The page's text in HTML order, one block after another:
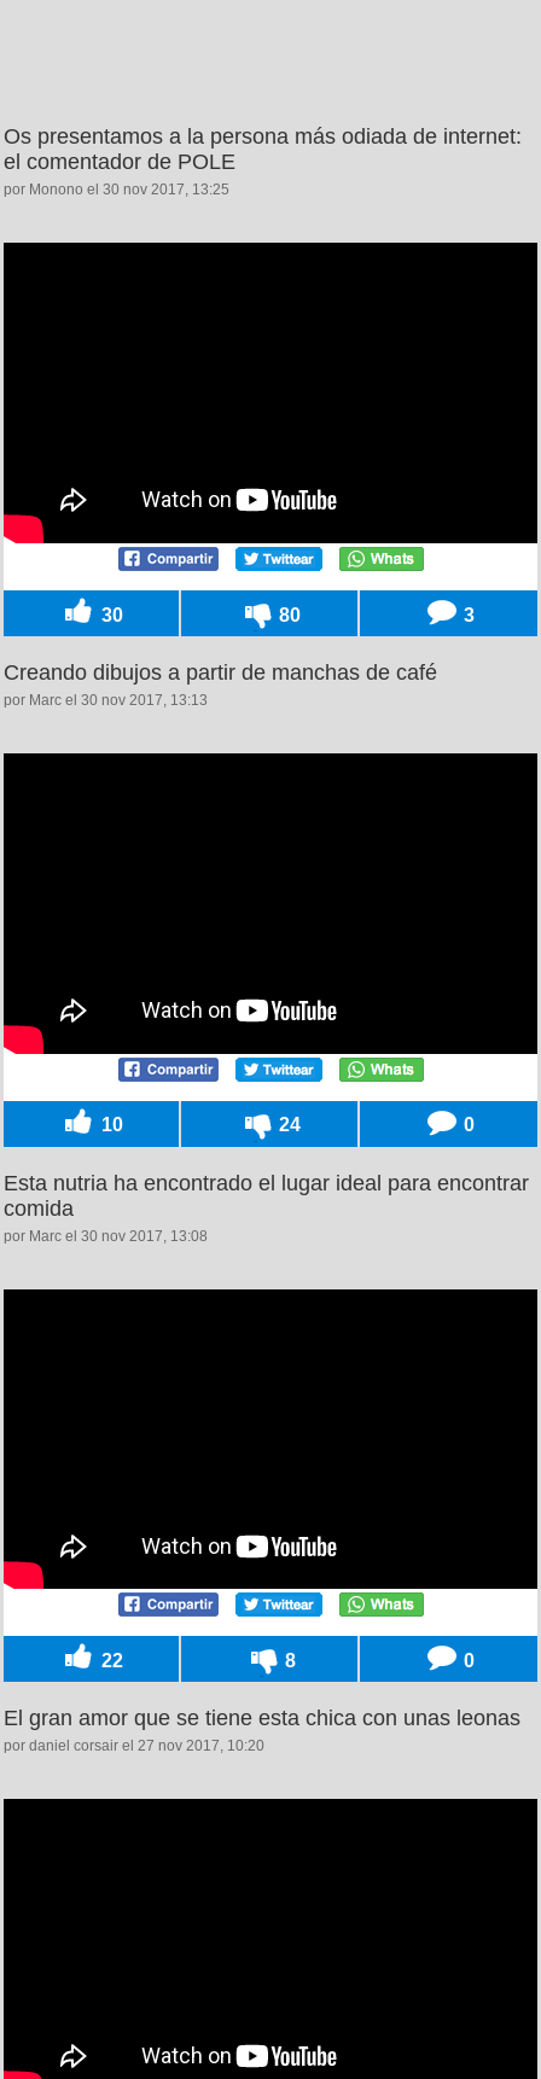
Os presentamos a la persona más odiada de internet:
el comentador de POLE
por Monono el 30 nov 2017, 13:25
30 80 3
Creando dibujos a partir de manchas de café
por Marc el 30 nov 2017, 13:13
10 24 0
Esta nutria ha encontrado el lugar ideal para encontrar
comida
por Marc el 30 nov 2017, 13:08
22 8 0
El gran amor que se tiene esta chica con unas leonas
por daniel corsair el 27 nov 2017, 10:20